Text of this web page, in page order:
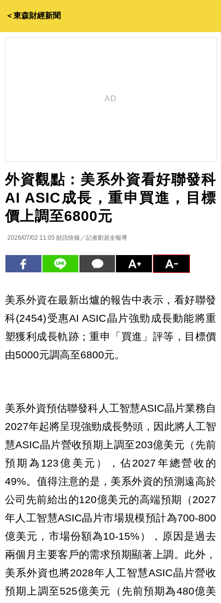
＜東森財經新聞
外資觀點：美系外資看好聯發科
AI ASIC成長，重申買進，目標
價上調至6800元
2026/07/02 11:05 財訊快報／記者劉居全報導
美系外資在最新出爐的報告中表示，看好聯發
科(2454)受惠AI ASIC晶片強勁成長動能將重
塑獲利成長軌跡；重申「買進」評等，目標價
由5000元調高至6800元。
美系外資預估聯發科人工智慧ASIC晶片業務自
2027年起將呈現強勁成長勢頭，因此將人工智
慧ASIC晶片營收預期上調至203億美元（先前
預期為123億美元），佔2027年總營收的
49%。值得注意的是，美系外資的預測遠高於
公司先前給出的120億美元的高端預期（2027
年人工智慧ASIC晶片市場規模預計為700-800
億美元，市場份額為10-15%），原因是過去
兩個月主要客戶的需求預期顯著上調。此外，
美系外資也將2028年人工智慧ASIC晶片營收
預期上調至525億美元（先前預期為480億美